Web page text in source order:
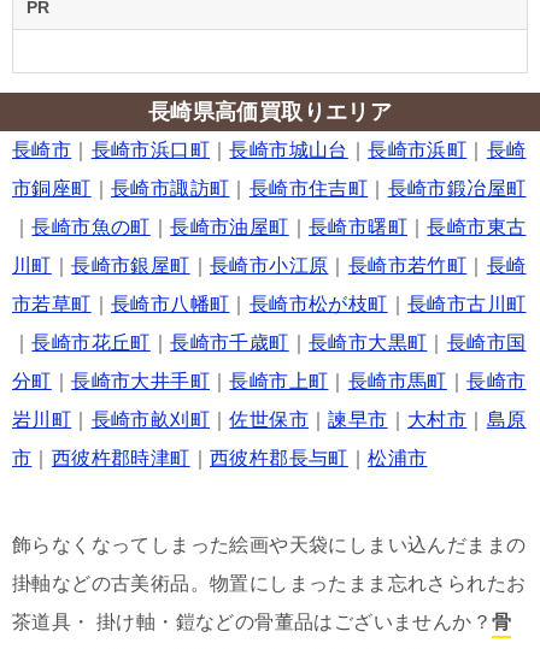
PR
長崎県高価買取りエリア
長崎市 長崎市浜口町 ｜長崎市城山台 ｜長崎市浜町
長崎
市銅座町
｜長崎市諏訪町 長崎市住吉町
長崎市鍛冶屋町
｜長崎市魚の町 ｜長崎市油屋町 ｜長崎市曙町 ｜長崎市東古
川町
｜長崎市銀屋町 ｜長崎市小江原 長崎市若竹町
長崎
市若草町
｜長崎市八幡町 長崎市松が枝町 ｜長崎市古川町
｜長崎市花丘町 ｜長崎市千歳町 ｜長崎市大黒町
長崎市国
分町
｜長崎市大井手町 ｜長崎市上町 長崎市馬町 ｜長崎市
岩川町
長崎市畝刈町 ｜佐世保市 ｜諫早市 大村市
島原
市
西彼杵郡時津町 西彼杵郡長与町 ｜松浦市
飾らなくなってしまった絵画や天袋にしまい込んだままの
掛軸などの古美術品。物置にしまったまま忘れさられたお
茶道具・ 掛け軸・鎧などの骨董品はございませんか？ 骨